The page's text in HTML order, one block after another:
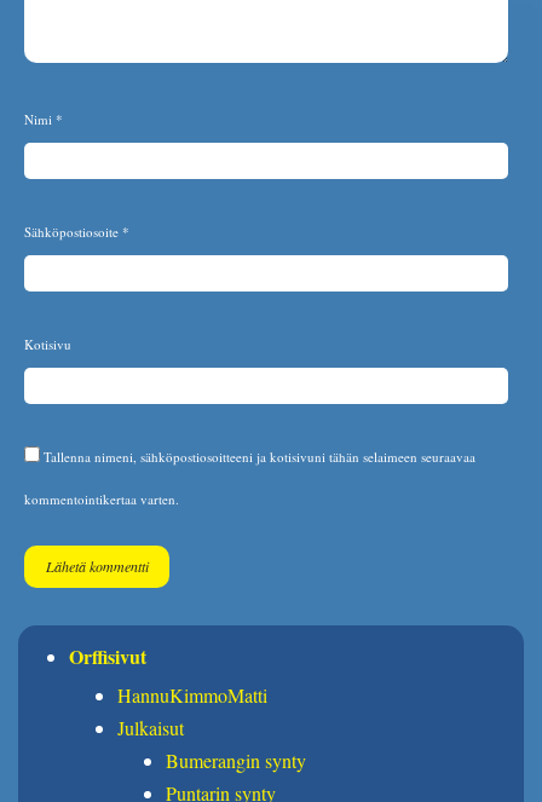
Nimi *
Sähköpostiosoite *
Kotisivu
Tallenna nimeni, sähköpostiosoitteeni ja kotisivuni tähän selaimeen seuraavaa
kommentointikertaa varten.
Orffisivut
HannuKimmoMatti
Julkaisut
Bumerangin synty
Puntarin synty